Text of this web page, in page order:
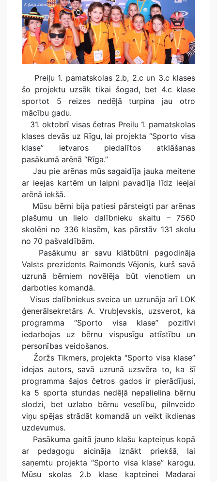
Preiļu 1. pamatskolas 2.b, 2.c un 3.c klases
šo projektu uzsāk tikai šogad, bet 4.c klase
sportot 5 reizes nedēļā turpina jau otro
mācību gadu.
31. oktobrī visas četras Preiļu 1. pamatskolas
klases devās uz Rīgu, lai projekta “Sporto visa
klase” ietvaros piedalītos atklāšanas
pasākumā arēnā “Rīga.”
Jau pie arēnas mūs sagaidīja jauka meitene
ar ieejas kartēm un laipni pavadīja līdz ieejai
arēnā iekšā.
Mūsu bērni bija patiesi pārsteigti par arēnas
plašumu un lielo dalībnieku skaitu – 7560
skolēni no 336 klasēm, kas pārstāv 131 skolu
no 70 pašvaldībām.
Pasākumu ar savu klātbūtni pagodināja
Valsts prezidents Raimonds Vējonis, kurš savā
uzrunā bērniem novēlēja būt vienotiem un
darboties komandā.
Visus dalībniekus sveica un uzrunāja arī LOK
ģenerālsekretārs A. Vrubļevskis, uzsverot, ka
programma “Sporto visa klase” pozitīvi
iedarbojas uz bērnu vispusīgu attīstību un
personības veidošanos.
Žoržs Tikmers, projekta “Sporto visa klase”
idejas autors, savā uzrunā uzsvēra to, ka šī
programma šajos četros gados ir pierādījusi,
ka 5 sporta stundas nedēļā nepalielina bērnu
slodzi, bet uzlabo bērnu veselību, pilnveido
viņu spējas strādāt komandā un veikt ikdienas
uzdevumus.
Pasākuma gaitā jauno klašu kapteiņus kopā
ar pedagogu aicināja iznākt priekšā, lai
saņemtu projekta “Sporto visa klase” karogu.
Mūsu skolas 2.b klase kapteinei Madarai